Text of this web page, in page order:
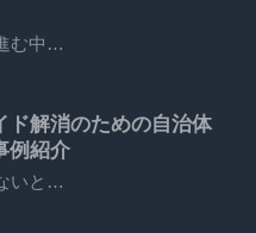
む中…
ド解消のための自治体
例紹介
いと…